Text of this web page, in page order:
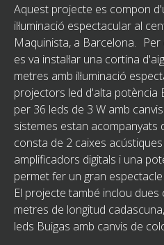
Aquest projecte es compon
il·luminació espectacular al
Maquinista, a Barcelona.
es va instal·lar una cortina
metres amb il·luminació
projectors led d'alta potència
per 36 leds de 3 W amb
sistemes estan acompanyats
consta de 2 caixes
amplificadors digitals i una
permet fer un gran
El projecte també inclou
metres de longitud
leds Buigas amb canvis de